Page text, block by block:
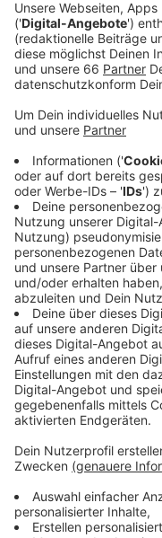
Ende 2022
damit schnelles
Veröffentlicht:
Anzeige
Eine entsprechende
vergangenen
den ersten
künftig von der
Verteilerkasten im
Kunden kommen.
Glasfaserkabel
aufgestellt. Der
Möglichkeiten für
beispielsweise
Smart Home. Wer
schon jetzt für einen
Eigentümer
Anzeige